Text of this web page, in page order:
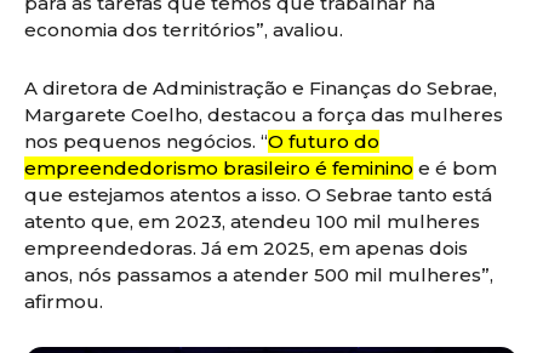
economia dos territórios”, avaliou.
A diretora de Administração e Finanças do Sebrae,
Margarete Coelho, destacou a força das mulheres
nos pequenos negócios. “O futuro do
empreendedorismo brasileiro é feminino e é bom
que estejamos atentos a isso. O Sebrae tanto está
atento que, em 2023, atendeu 100 mil mulheres
empreendedoras. Já em 2025, em apenas dois
anos, nós passamos a atender 500 mil mulheres”,
afirmou.